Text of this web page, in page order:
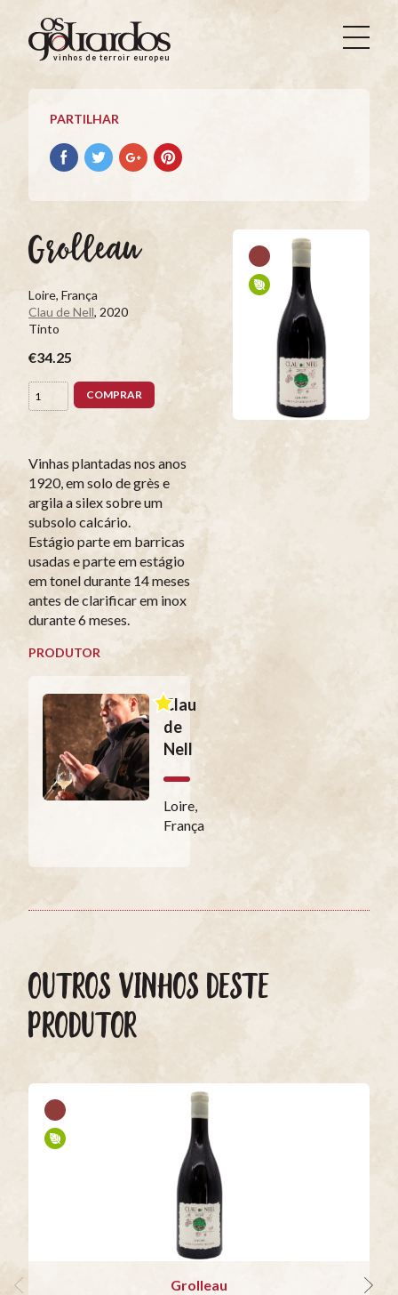
Os
Goliardos
Vinhos
Terroir
Europeus
vinhos de terroir europeus
PARTILHAR
Partilhar
no
Partilhar
no
Partilhar
no
Partilhar
no
Grolleau
Loire, França
Clau de Nell, 2020
Tinto
€34.25
COMPRAR
Vinhas plantadas nos anos
1920, em solo de grès e
argila a silex sobre um
subsolo calcário.
Estágio parte em barricas
usadas e parte em estágio
em tonel durante 14 meses
antes de clarificar em inox
durante 6 meses.
PRODUTOR
Clau
de
Nell
Loire,
França
OUTROS VINHOS DESTE
PRODUTOR
Grolleau